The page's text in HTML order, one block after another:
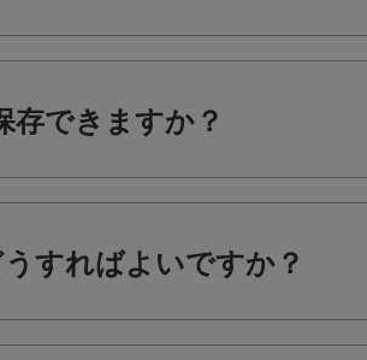
できますか？
すればよいですか？